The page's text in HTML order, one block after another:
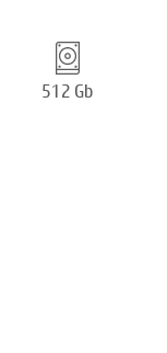
512 Gb